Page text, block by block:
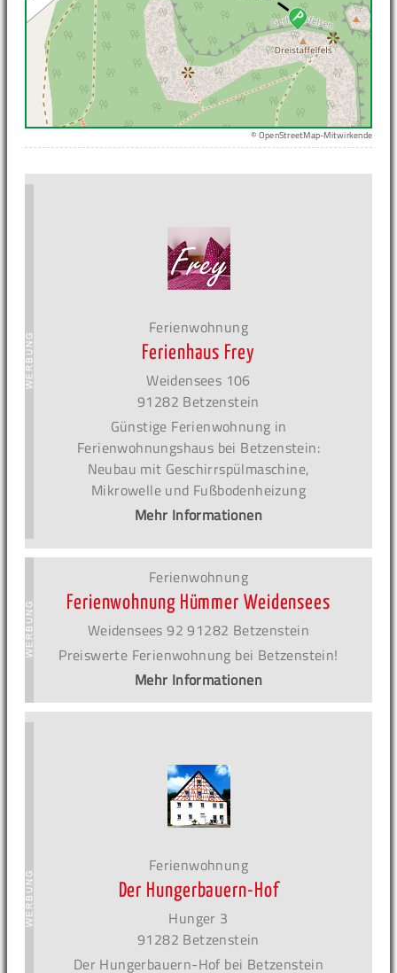
© OpenStreetMap-Mitwirkende
Ferienwohnung
Ferienhaus Frey
Weidensees 106
91282 Betzenstein
Günstige Ferienwohnung in
Ferienwohnungshaus bei Betzenstein:
Neubau mit Geschirrspülmaschine,
Mikrowelle und Fußbodenheizung
Mehr Informationen
Ferienwohnung
Ferienwohnung Hümmer Weidensees
Weidensees 92 91282 Betzenstein
Preiswerte Ferienwohnung bei Betzenstein!
Mehr Informationen
Ferienwohnung
Der Hungerbauern-Hof
Hunger 3
91282 Betzenstein
Der Hungerbauern-Hof bei Betzenstein